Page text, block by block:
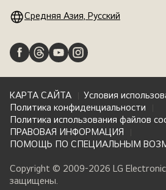
Средняя Азия, Русский
КАРТА САЙТА
Условия
Политика конфиденциальности
Политика использования файлов
ПРАВОВАЯ ИНФОРМАЦИЯ
ПОМОЩЬ ПО СПЕЦИАЛЬНЫМ
Copyright © 2009-2026 LG
защищены.